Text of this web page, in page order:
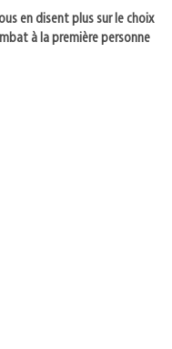
en disent plus sur le choix
à la première personne